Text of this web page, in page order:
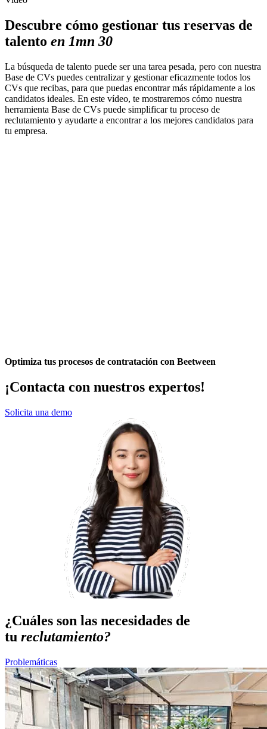
Descubre cómo gestionar tus reservas de
talento en 1mn 30
La búsqueda de talento puede ser una tarea pesada, pero con nuestra
Base de CVs puedes centralizar y gestionar eficazmente todos los
CVs que recibas, para que puedas encontrar más rápidamente a los
candidatos ideales. En este vídeo, te mostraremos cómo nuestra
herramienta Base de CVs puede simplificar tu proceso de
reclutamiento y ayudarte a encontrar a los mejores candidatos para
tu empresa.
Optimiza tus procesos de contratación con Beetween
¡Contacta con nuestros expertos!
Solicita una demo
¿Cuáles son las necesidades de
tu reclutamiento?
Problemáticas